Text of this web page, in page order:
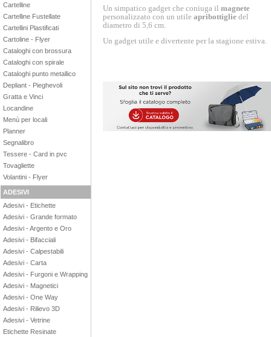
Cartelline
Cartelline Fustellate
Cartellini Plastificati
Cartoline - Flyer
Cataloghi con brossura
Cataloghi con spirale
Cataloghi punto metallico
Depliant - Pieghevoli
Gratta e Vinci
Locandine
Menù per locali
Planner
Segnalibro
Tessere - Card in pvc
Tovagliette
Volantini - Flyer
ADESIVI
Adesivi - Etichette
Adesivi - Grande formato
Adesivi - Argento e Oro
Adesivi - Bifacciali
Adesivi - Calpestabili
Adesivi - Carta
Adesivi - Furgoni e Wrapping
Adesivi - Magnetici
Adesivi - One Way
Adesivi - Rilievo 3D
Adesivi - Vetrine
Etichette Resinate
Un simpatico gadget che coniuga il magnete
personalizzato con un utile apribottiglie del
diametro di 5,6 cm.
Un gadget utile e divertente per la stagione estiva.